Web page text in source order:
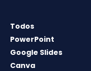
Todos
PowerPoint
Google Slides
Canva